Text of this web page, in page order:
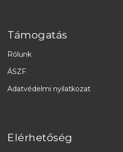
Támogatás
Rólunk
ÁSZF
Adatvédelmi nyilatkozat
Elérhetőség